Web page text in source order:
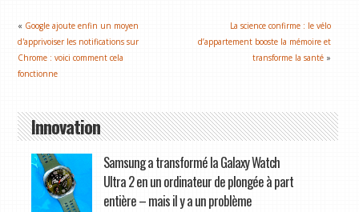
« Google ajoute enfin un moyen
d'apprivoiser les notifications sur
Chrome : voici comment cela
fonctionne
La science confirme : le vélo
d’appartement booste la mémoire et
transforme la santé »
Innovation
Samsung a transformé la Galaxy Watch
Ultra 2 en un ordinateur de plongée à part
entière – mais il y a un problème